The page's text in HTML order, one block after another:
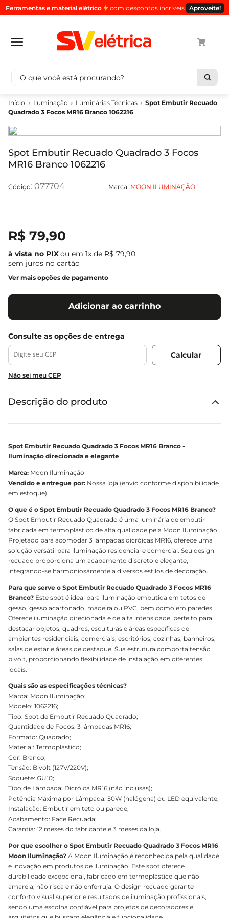
Ferramentas e material elétrico com descontos incríveis Aproveite!
O que você está procurando?
Iluminação Luminárias Técnicas
Spot Embutir Recuado
Quadrado 3 Focos MR16 Branco 1062216
Spot Embutir Recuado Quadrado 3 Focos
MR16 Branco 1062216
: 077704 Marca: MOON ILUMINAÇÃO
R$ 79,90
ou em 1x de R$ 79,90
sem juros no cartão
Ver mais opções de pagamento
Adicionar ao carrinho
Não sei meu CEP
Descrição do produto
Spot Embutir Recuado Quadrado 3 Focos MR16 Branco -
Iluminação direcionada e elegante
Marca: Moon Iluminação
Vendido e entregue por: Nossa loja (envio conforme disponibilidade
em estoque)
O que é o Spot Embutir Recuado Quadrado 3 Focos MR16 Branco?
O Spot Embutir Recuado Quadrado é uma luminária de embutir
fabricada em termoplástico de alta qualidade pela Moon Iluminação.
Projetado para acomodar 3 lâmpadas dicróicas MR16, oferece uma
solução versátil para iluminação residencial e comercial. Seu design
recuado proporciona um acabamento discreto e elegante,
integrando-se harmoniosamente a diversos estilos de decoração.
Para que serve o Spot Embutir Recuado Quadrado 3 Focos MR16
Branco? Este spot é ideal para iluminação embutida em tetos de
gesso, gesso acartonado, madeira ou PVC, bem como em paredes.
Oferece iluminação direcionada e de alta intensidade, perfeito para
destacar objetos, quadros, esculturas e áreas específicas de
ambientes residenciais, comerciais, escritórios, cozinhas, banheiros,
salas de estar e áreas de destaque. Sua estrutura comporta tensão
bivolt, proporcionando flexibilidade de instalação em diferentes
locais.
Quais são as especificações técnicas?
Marca: Moon Iluminação;
Modelo: 1062216;
Tipo: Spot de Embutir Recuado Quadrado;
Quantidade de Focos: 3 lâmpadas MR16;
Formato: Quadrado;
Material: Termoplástico;
Cor: Branco;
Tensão: Bivolt (127V/220V);
Soquete: GU10;
Tipo de Lâmpada: Dicróica MR16 (não inclusas);
Potência Máxima por Lâmpada: 50W (halógena) ou LED equivalente;
Instalação: Embutir em teto ou parede;
Acabamento: Face Recuada;
Garantia: 12 meses do fabricante e 3 meses da loja.
Por que escolher o Spot Embutir Recuado Quadrado 3 Focos MR16
Moon Iluminação? A Moon Iluminação é reconhecida pela qualidade
e inovação em produtos de iluminação. Este spot oferece
durabilidade excepcional, fabricado em termoplástico que não
amarela, não risca e não enferruja. O design recuado garante
conforto visual superior e resultados de iluminação profissionais,
sendo uma escolha confiável para projetos de decoradores e
Termos mais buscados
2º
luminaria
3º
tomada
4º
cabo pp
4